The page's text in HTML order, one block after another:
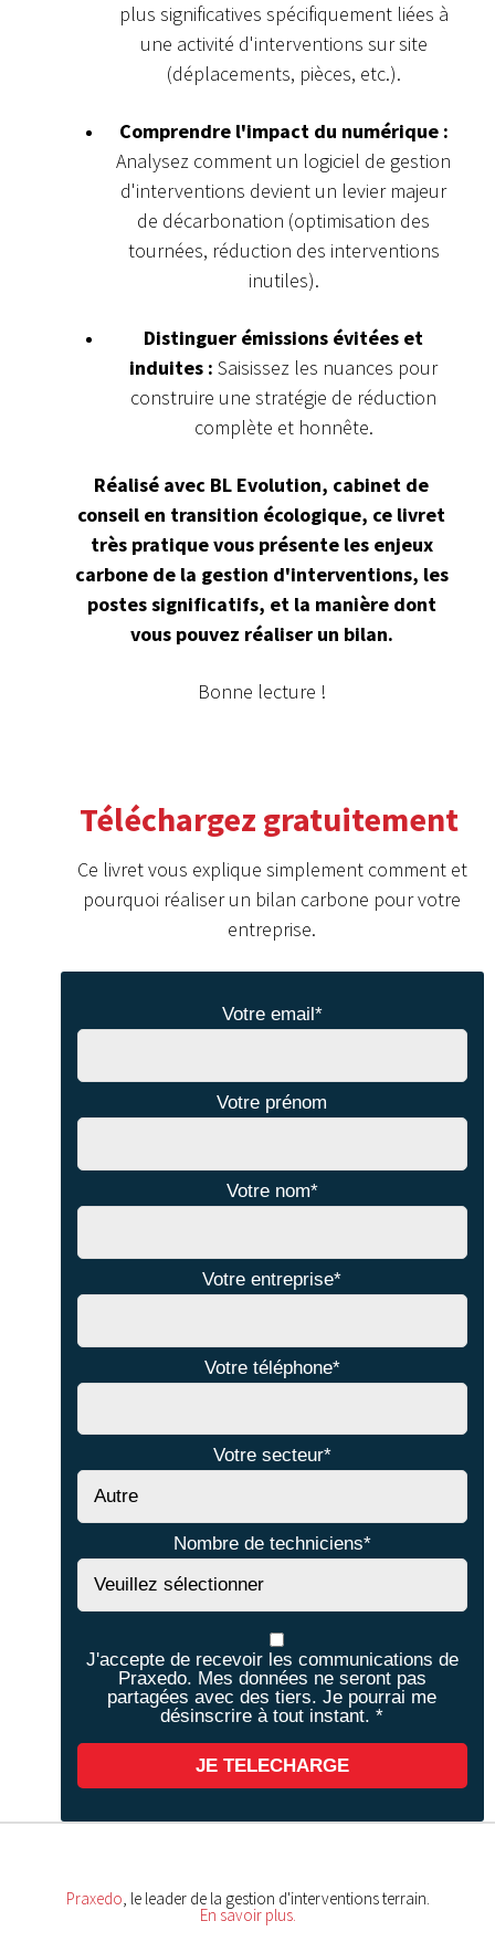
plus significatives spécifiquement liées à
une activité d'interventions sur site
(déplacements, pièces, etc.).
Comprendre l'impact du numérique :
Analysez comment un logiciel de gestion
d'interventions devient un levier majeur
de décarbonation (optimisation des
tournées, réduction des interventions
inutiles).
Distinguer émissions évitées et
induites : Saisissez les nuances pour
construire une stratégie de réduction
complète et honnête.
Réalisé avec BL Evolution, cabinet de
conseil en transition écologique, ce livret
très pratique vous présente les enjeux
carbone de la gestion d'interventions, les
postes significatifs, et la manière dont
vous pouvez réaliser un bilan.
Bonne lecture !
Téléchargez gratuitement
Ce livret vous explique simplement comment et
pourquoi réaliser un bilan carbone pour votre
entreprise.
Votre email *
Votre prénom
Votre nom*
Votre entreprise*
Votre téléphone*
Votre secteur*
Nombre de techniciens*
J'accepte de recevoir les communications de
Praxedo. Mes données ne seront pas
partagées avec des tiers. Je pourrai me
désinscrire à tout instant.*
Praxedo, le leader de la gestion d'interventions terrain.
En savoir plus.